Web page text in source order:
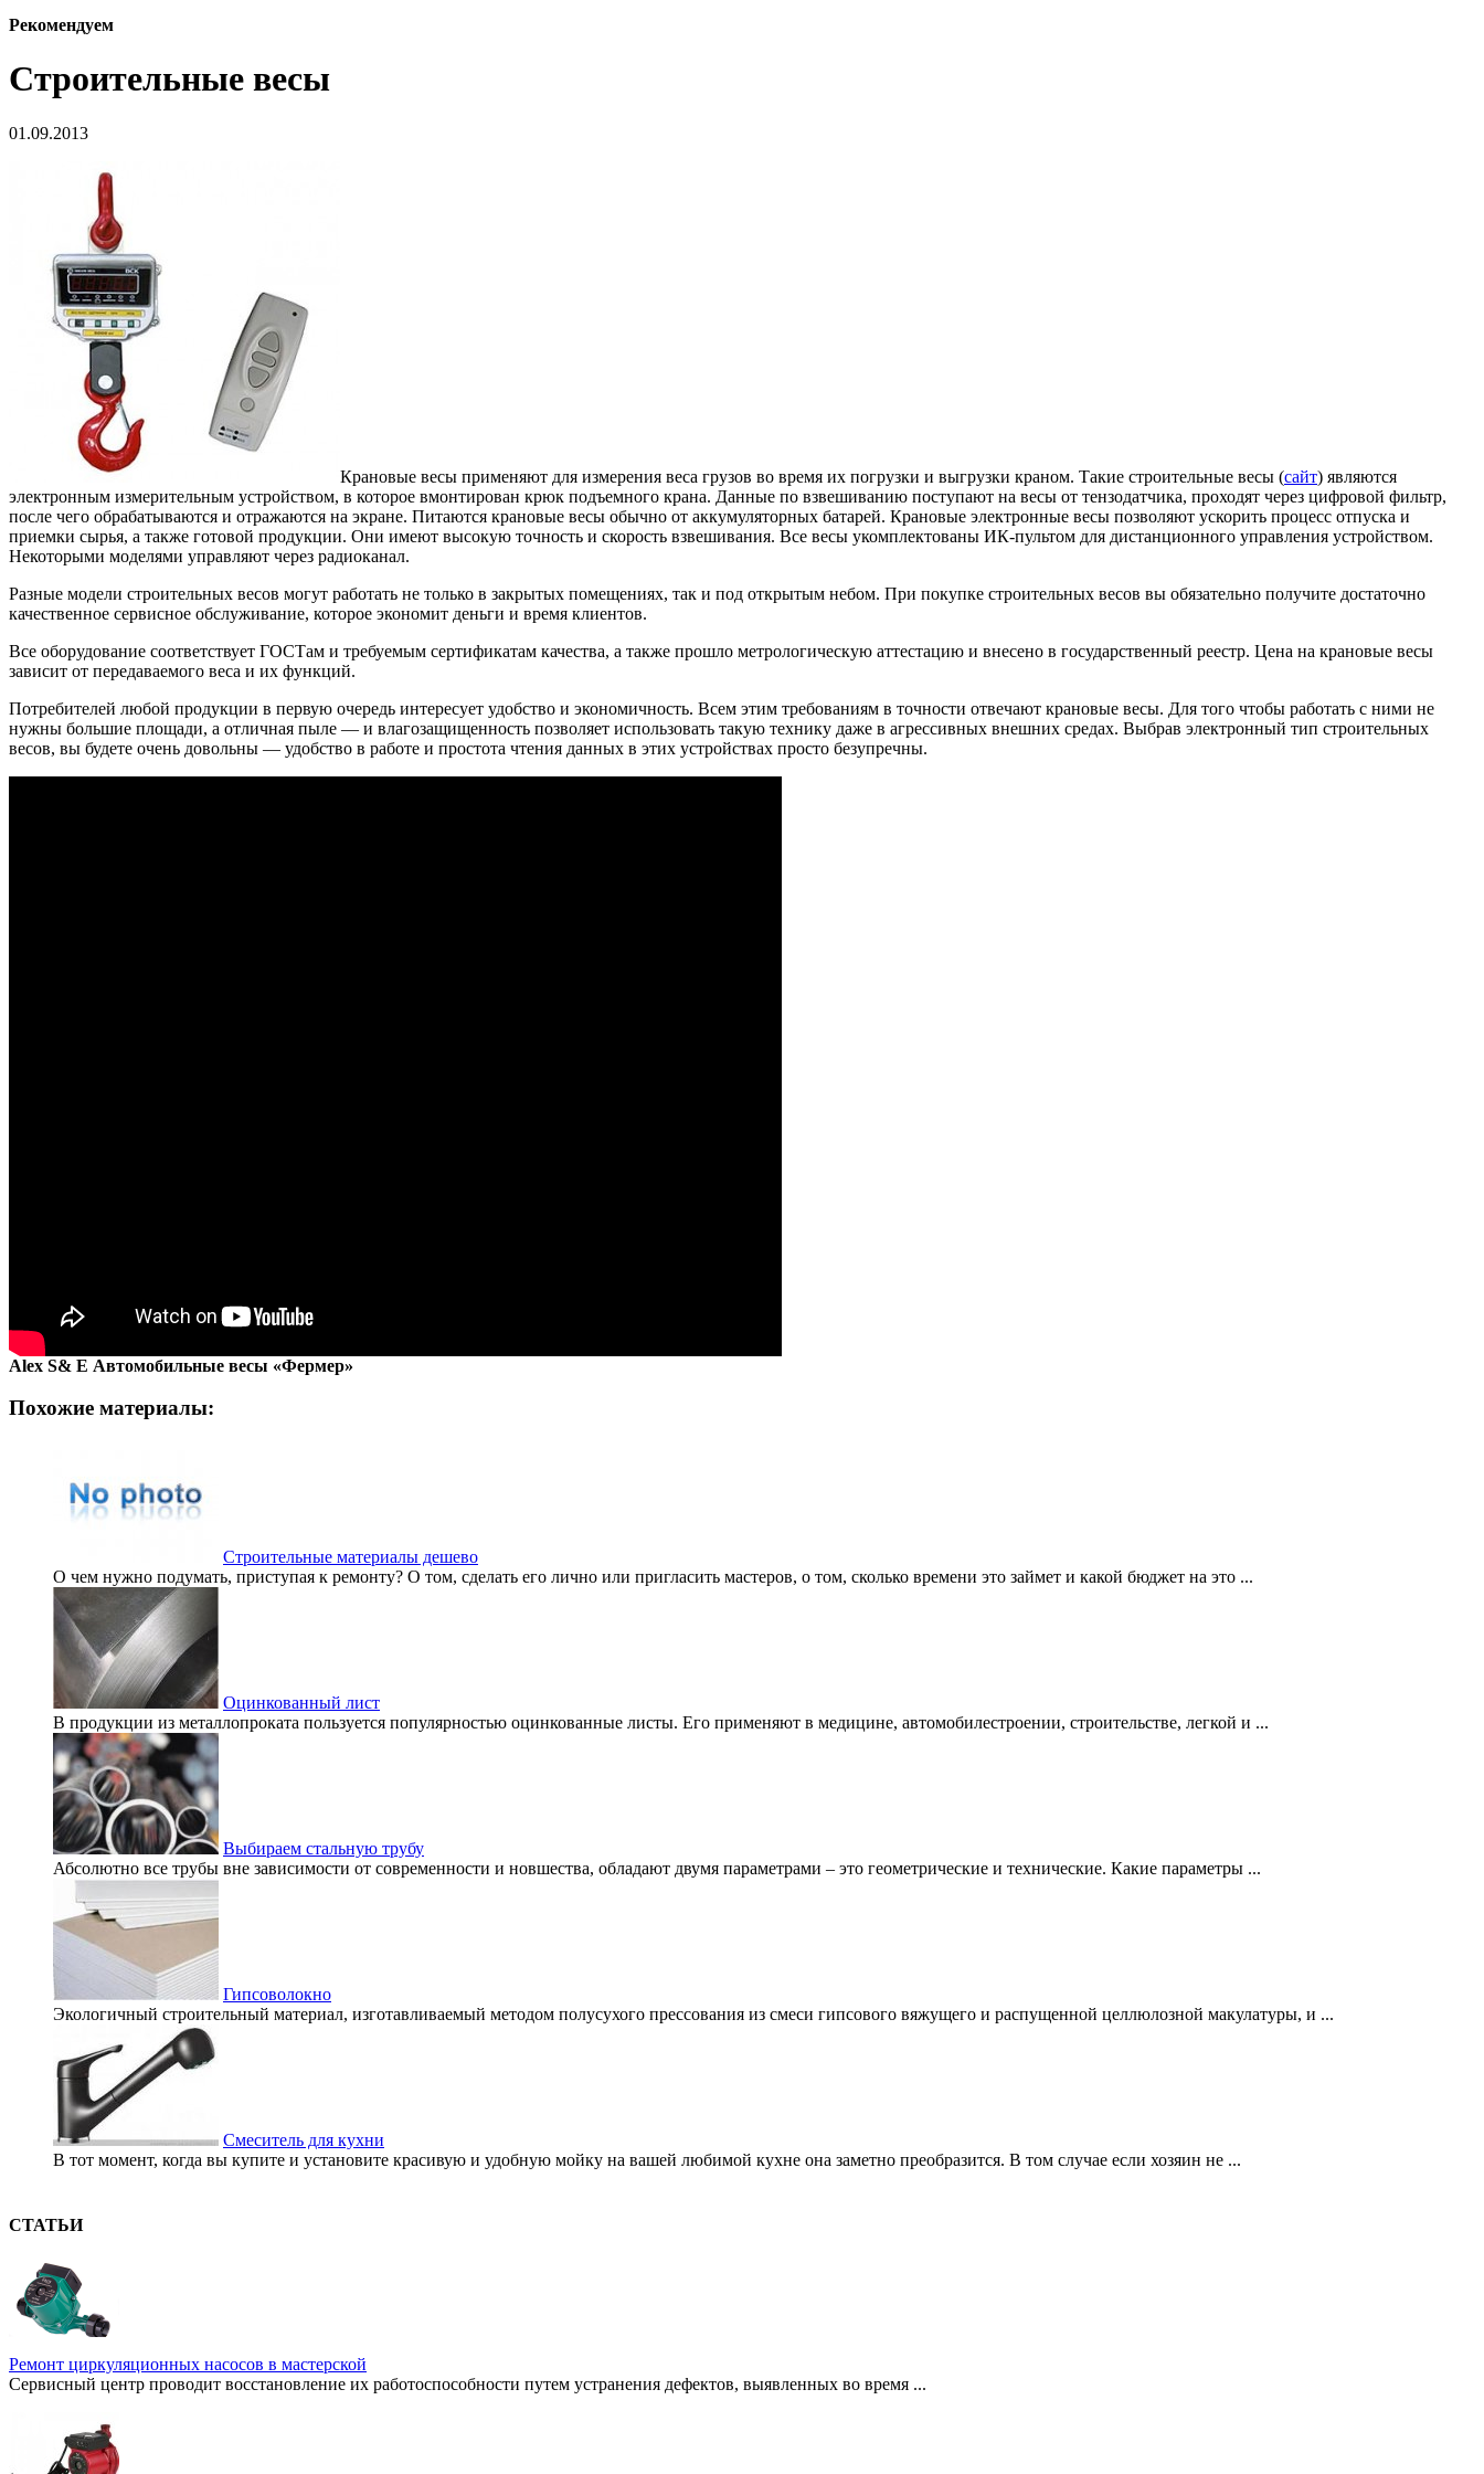
Рекомендуем
Строительные весы
01.09.2013
Крановые весы применяют для измерения веса грузов во время их погрузки и выгрузки краном. Такие строительные весы (сайт) являются
электронным измерительным устройством, в которое вмонтирован крюк подъемного крана. Данные по взвешиванию поступают на весы от тензодатчика, проходят через цифровой фильтр,
после чего обрабатываются и отражаются на экране. Питаются крановые весы обычно от аккумуляторных батарей. Крановые электронные весы позволяют ускорить процесс отпуска и
приемки сырья, а также готовой продукции. Они имеют высокую точность и скорость взвешивания. Все весы укомплектованы ИК-пультом для дистанционного управления устройством.
Некоторыми моделями управляют через радиоканал.
Разные модели строительных весов могут работать не только в закрытых помещениях, так и под открытым небом. При покупке строительных весов вы обязательно получите достаточно
качественное сервисное обслуживание, которое экономит деньги и время клиентов.
Все оборудование соответствует ГОСТам и требуемым сертификатам качества, а также прошло метрологическую аттестацию и внесено в государственный реестр. Цена на крановые весы
зависит от передаваемого веса и их функций.
Потребителей любой продукции в первую очередь интересует удобство и экономичность. Всем этим требованиям в точности отвечают крановые весы. Для того чтобы работать с ними не
нужны большие площади, а отличная пыле — и влагозащищенность позволяет использовать такую технику даже в агрессивных внешних средах. Выбрав электронный тип строительных
весов, вы будете очень довольны — удобство в работе и простота чтения данных в этих устройствах просто безупречны.
Alex S& E Автомобильные весы «Фермер»
Похожие материалы:
Строительные материалы дешево
О чем нужно подумать, приступая к ремонту? О том, сделать его лично или пригласить мастеров, о том, сколько времени это займет и какой бюджет на это ...
Оцинкованный лист
В продукции из металлопроката пользуется популярностью оцинкованные листы. Его применяют в медицине, автомобилестроении, строительстве, легкой и ...
Выбираем стальную трубу
Абсолютно все трубы вне зависимости от современности и новшества, обладают двумя параметрами – это геометрические и технические. Какие параметры ...
Гипсоволокно
Экологичный строительный материал, изготавливаемый методом полусухого прессования из смеси гипсового вяжущего и распущенной целлюлозной макулатуры, и ...
Смеситель для кухни
В тот момент, когда вы купите и установите красивую и удобную мойку на вашей любимой кухне она заметно преобразится. В том случае если хозяин не ...
СТАТЬИ
Ремонт циркуляционных насосов в мастерской
Сервисный центр проводит восстановление их работоспособности путем устранения дефектов, выявленных во время ...